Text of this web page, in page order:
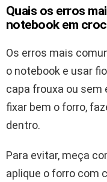
Quais os erros
notebook em
Os erros mais
o notebook e usar
capa frouxa ou sem
fixar bem o forro,
dentro.
Para evitar, meça
aplique o forro com